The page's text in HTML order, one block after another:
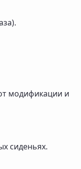
модификации и
сиденьях.